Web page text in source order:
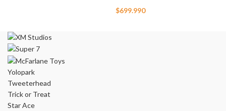
$699.990
Yolopark
Tweeterhead
Trick or Treat
Star Ace